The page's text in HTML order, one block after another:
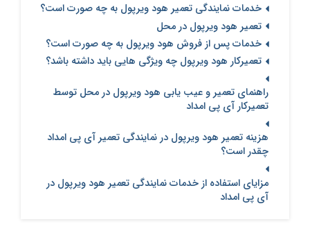
خدمات نمایندگی تعمیر هود ویرپول به چه صورت است؟
تعمیر هود ویرپول در محل
خدمات پس از فروش هود ویرپول به چه صورت است؟
تعمیرکار هود ویرپول چه ویژگی هایی باید داشته باشد؟
راهنمای تعمیر و عیب یابی هود ویرپول در محل توسط
تعمیرکار آی پی امداد
هزینه تعمیر هود ویرپول در نمایندگی تعمیر آی پی امداد
چقدر است؟
مزایای استفاده از خدمات نمایندگی تعمیر هود ویرپول در
آی پی امداد